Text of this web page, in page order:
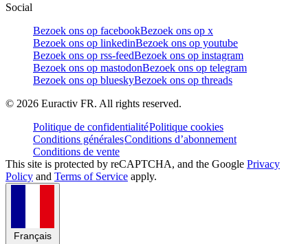
Social
Bezoek ons op facebookBezoek ons op x
Bezoek ons op linkedinBezoek ons op youtube
Bezoek ons op rss-feedBezoek ons op instagram
Bezoek ons op mastodonBezoek ons op telegram
Bezoek ons op blueskyBezoek ons op threads
© 2026 Euractiv FR. All rights reserved.
Politique de confidentialitéPolitique cookies
Conditions généralesConditions d’abonnement
Conditions de vente
This site is protected by reCAPTCHA, and the Google Privacy
Policy and Terms of Service apply.
Français